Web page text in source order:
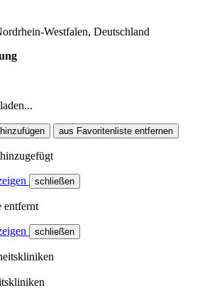
Westfalen, Deutschland
aus Favoritenliste entfernen
schließen
entfernt
schließen